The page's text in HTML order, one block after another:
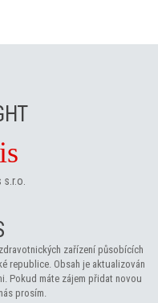
zařízení působících
republice. Obsah je aktualizován
Pokud máte zájem přidat novou
prosím.